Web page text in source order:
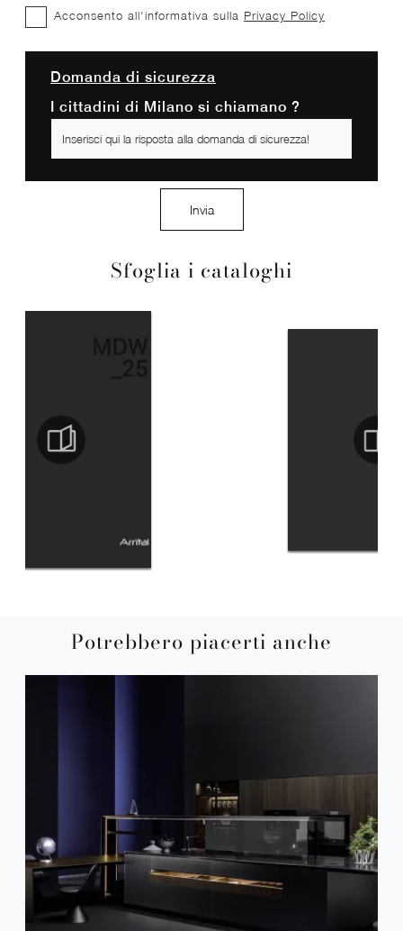
Sfoglia i cataloghi
Acconsento all'informativa sulla Privacy Policy
Domanda di sicurezza
I cittadini di Milano si chiamano ?
Invia
Potrebbero piacerti anche